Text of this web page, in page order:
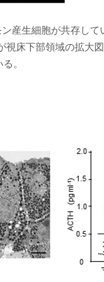
産生細胞が共存して
床下部領域の拡大
。